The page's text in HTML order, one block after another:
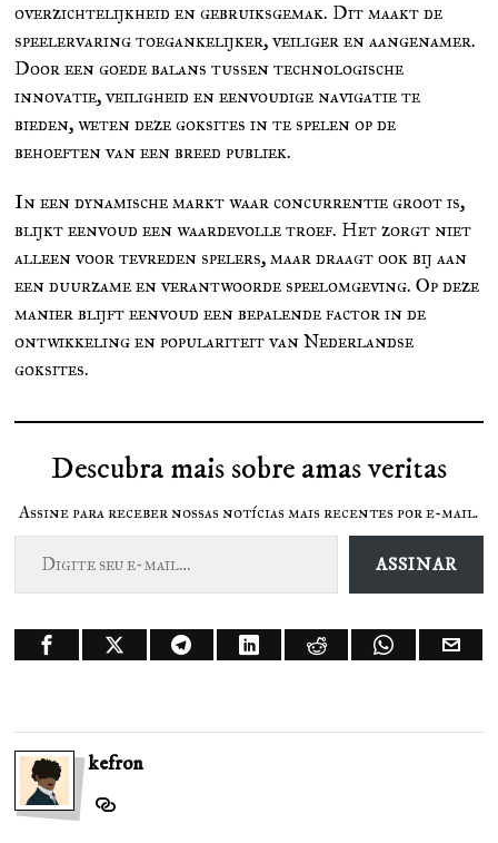
overzichtelijkheid en gebruiksgemak. Dit maakt de
speelervaring toegankelijker, veiliger en aangenamer.
Door een goede balans tussen technologische
innovatie, veiligheid en eenvoudige navigatie te
bieden, weten deze goksites in te spelen op de
behoeften van een breed publiek.
In een dynamische markt waar concurrentie groot is,
blijkt eenvoud een waardevolle troef. Het zorgt niet
alleen voor tevreden spelers, maar draagt ook bij aan
een duurzame en verantwoorde speelomgeving. Op deze
manier blijft eenvoud een bepalende factor in de
ontwikkeling en populariteit van Nederlandse
goksites.
Descubra mais sobre amas veritas
Assine para receber nossas notícias mais recentes por e-mail.
Digite seu e-mail…
ASSINAR
kefron